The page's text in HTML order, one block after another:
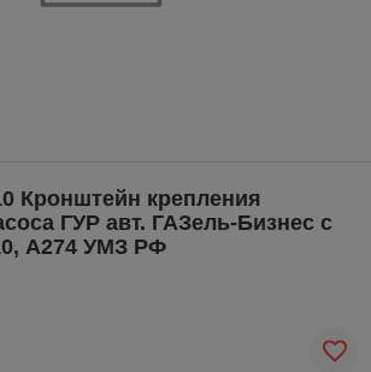
Кронштейн крепления
ГУР авт. ГАЗель-Бизнес с
А274 УМЗ РФ